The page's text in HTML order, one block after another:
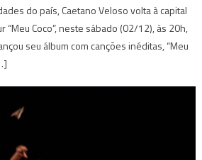
do país, Caetano Veloso volta à capital
“Meu Coco”, neste sábado (02/12), às 20h,
seu álbum com canções inéditas, “Meu